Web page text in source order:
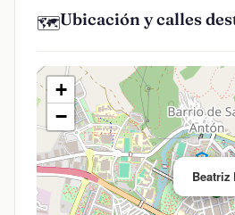
🗺️Ubicación y calles
Beatriz
+
−